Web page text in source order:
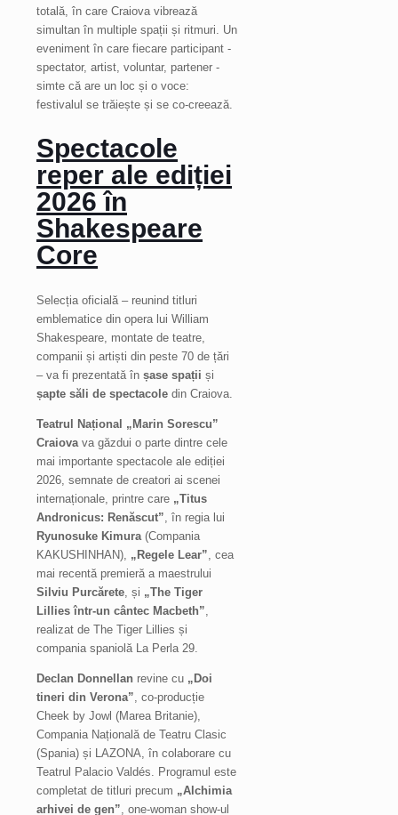
totală, în care Craiova vibrează
simultan în multiple spații și ritmuri. Un
eveniment în care fiecare participant -
spectator, artist, voluntar, partener -
simte că are un loc și o voce:
festivalul se trăiește și se co-creează.
Spectacole
reper ale ediției
2026 în
Shakespeare
Core
Selecția oficială – reunind titluri
emblematice din opera lui William
Shakespeare, montate de teatre,
companii și artiști din peste 70 de țări
– va fi prezentată în șase spații și
șapte săli de spectacole din Craiova.
Teatrul Național „Marin Sorescu”
Craiovava găzdui o parte dintre cele
mai importante spectacole ale ediției
2026, semnate de creatori ai scenei
internaționale, printre care „Titus
Andronicus: Renăscut”, în regia lui
Ryunosuke Kimura(Compania
KAKUSHINHAN), „Regele Lear”, cea
mai recentă premieră a maestrului
Silviu Purcărete, și „The Tiger
Lillies într-un cântec Macbeth”,
realizat de The Tiger Lillies și
compania spaniolă La Perla 29.
Declan Donnellan revine cu „Doi
tineri din Verona”, co-producție
Cheek by Jowl (Marea Britanie),
Compania Națională de Teatru Clasic
(Spania) și LAZONA, în colaborare cu
Teatrul Palacio Valdés. Programul este
completat de titluri precum „Alchimia
arhivei de gen”, one-woman show-ul